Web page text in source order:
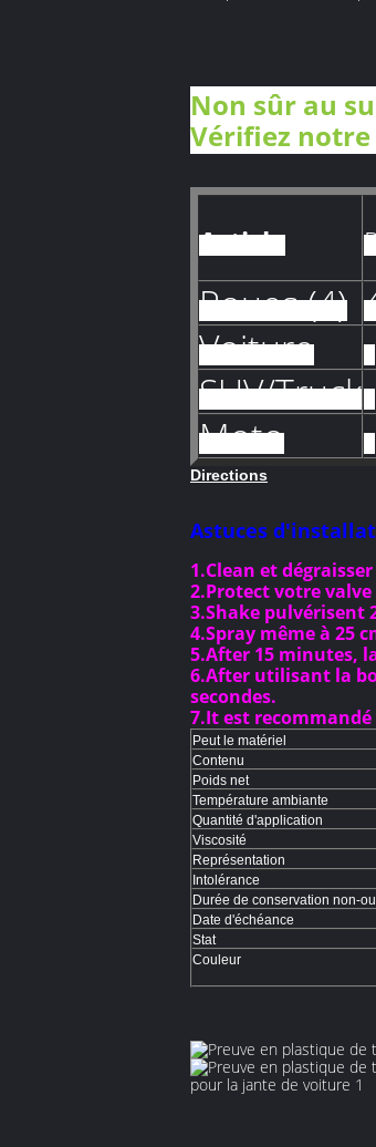
Non sûr au
Vérifiez notre
Article
Roues (4)
Voiture
-
SUV/Truck-
Moto
-
Directions
Astuces
1.Clean et
2.Protect votre
3.Shake
4.Spray même à 25
5.After 15 minutes,
6.After utilisant la
secondes.
7.It est
Peut le matériel
Contenu
Poids net
Température ambiante
Quantité d'application
Viscosité
Représentation
Intolérance
Durée de conservation non-
Date d'échéance
Stat
Couleur